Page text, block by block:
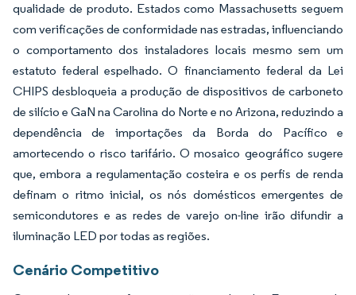
qualidade de produto. Estados como Massachusetts seguem
com verificações de conformidade nas estradas, influenciando
o comportamento dos instaladores locais mesmo sem um
estatuto federal espelhado. O financiamento federal da Lei
CHIPS desbloqueia a produção de dispositivos de carboneto
de silício e GaN na Carolina do Norte e no Arizona, reduzindo a
dependência de importações da Borda do Pacífico e
amortecendo o risco tarifário. O mosaico geográfico sugere
que, embora a regulamentação costeira e os perfis de renda
definam o ritmo inicial, os nós domésticos emergentes de
semicondutores e as redes de varejo on-line irão difundir a
iluminação LED por todas as regiões.
Cenário Competitivo